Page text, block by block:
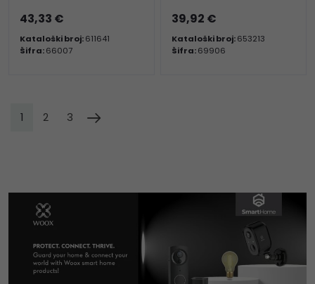
43,33 €
Kataloški broj:611641
Šifra:66007
39,92 €
Kataloški broj:653213
Šifra:69906
1 2 3